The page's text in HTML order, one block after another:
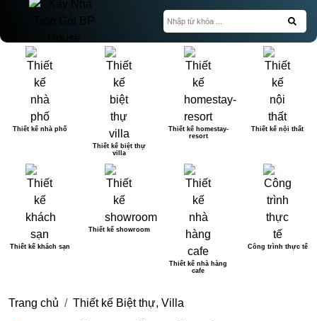
Thiết kế nhà phố
Thiết kế biệt thự
villa
Thiết kế homestay-
resort
Thiết kế nội thất
Thiết kế khách sạn
Thiết kế showroom
Thiết kế nhà hàng
cafe
Công trình thực tế
Trang chủ Thiết kế Biệt thự, Villa